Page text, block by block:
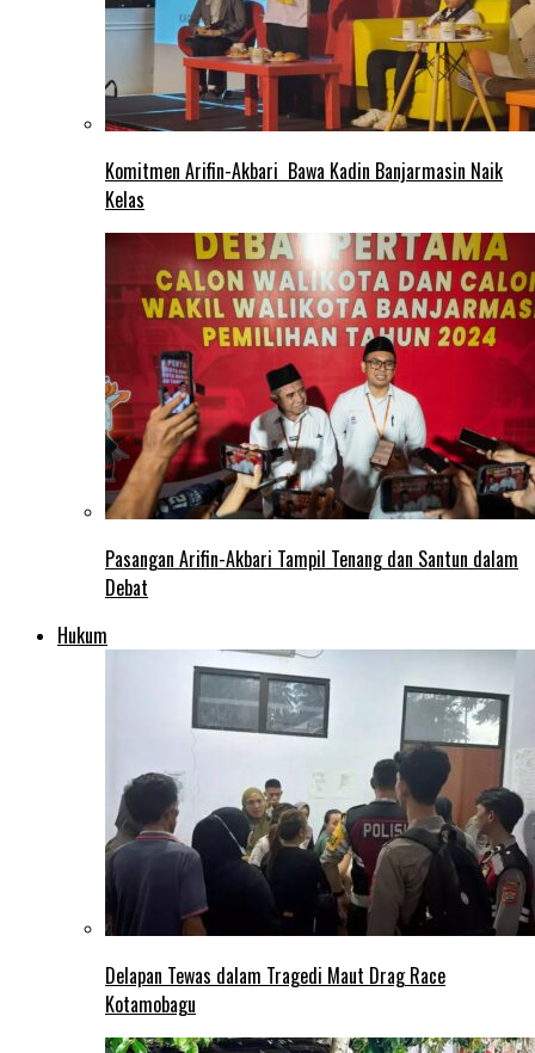
Komitmen Arifin-Akbari Bawa Kadin Banjarmasin Naik
Kelas
Pasangan Arifin-Akbari Tampil Tenang dan Santun dalam
Debat
Hukum
Delapan Tewas dalam Tragedi Maut Drag Race
Kotamobagu